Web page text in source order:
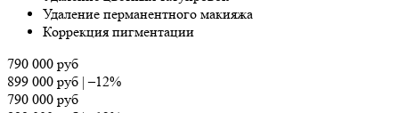
Удаление перманентного макияжа
Коррекция пигментации
790 000 руб
899 000 руб |–12%
790 000 руб